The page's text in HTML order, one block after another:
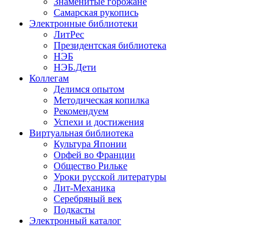
Самарская рукопись
Электронные библиотеки
ЛитРес
Президентская библиотека
НЭБ
НЭБ.Дети
Коллегам
Делимся опытом
Методическая копилка
Рекомендуем
Успехи и достижения
Виртуальная библиотека
Культура Японии
Орфей во Франции
Общество Рильке
Уроки русской литературы
Лит-Механика
Серебряный век
Подкасты
Электронный каталог